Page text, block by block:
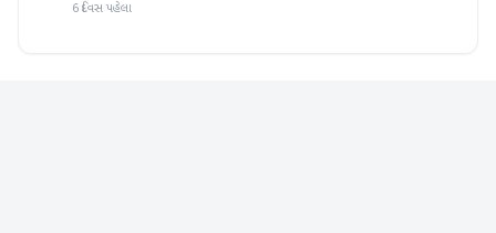
6 દિવસ પહેલા